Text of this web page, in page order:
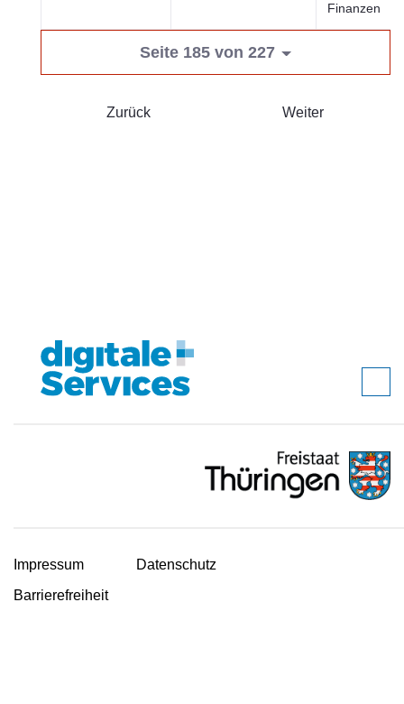
Finanzen
Seite 185 von 227
Zurück Weiter
Impressum
Datenschutz
Barrierefreiheit